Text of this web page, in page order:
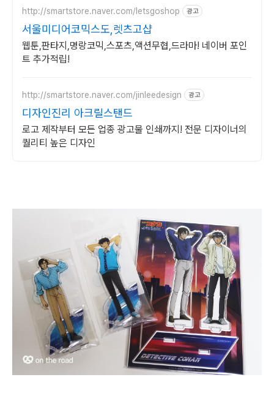
http://smartstore.naver.com/letsgoshop 광고
서울미디어코믹스도,렛츠고샵
웹툰,판타지,명랑코믹,스포츠,액션무협,드라마! 네이버 포인
트 추가적립!
http://smartstore.naver.com/jinleedesign 광고
디자인진리 아크릴스탠드
로고 제작부터 모든 업종 광고물 인쇄까지! 전문 디자이너의
퀄리티 높은 디자인